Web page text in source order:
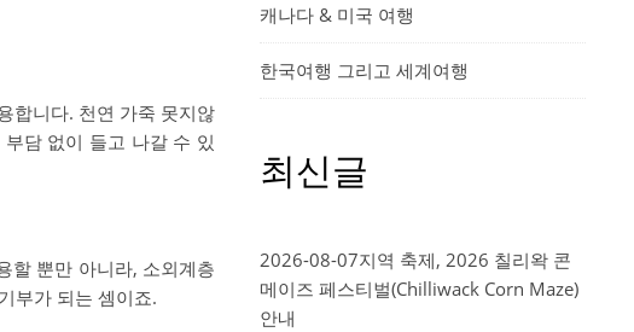
합니다. 천연 가죽 못지않
담 없이 들고 나갈 수 있
할 뿐만 아니라, 소외계층
부가 되는 셈이죠.
캐나다 & 미국 여행
한국여행 그리고 세계여행
최신글
2026-08-07지역 축제, 2026 칠리왁 콘
메이즈 페스티벌(Chilliwack Corn Maze)
안내